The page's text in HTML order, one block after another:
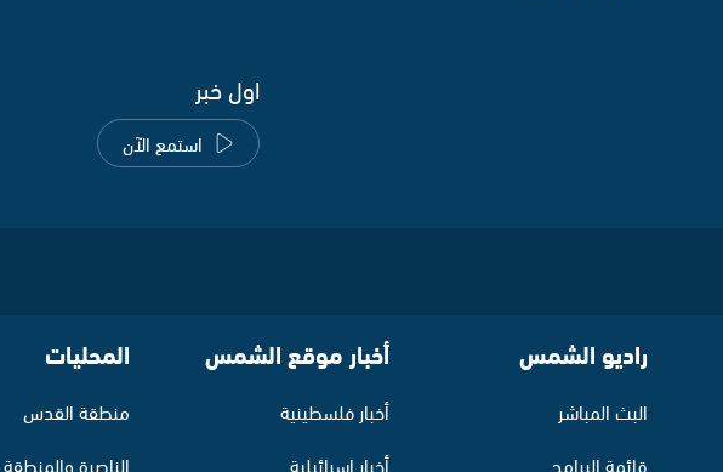
اول خبر
استمع الآن
راديو الشمس
البث المباشر
قائمة البرامج
أخبار موقع الشمس
أخبار فلسطينية
أخبار اسرائيلية
المحليات
منطقة القدس
الناصرة والمنطقة